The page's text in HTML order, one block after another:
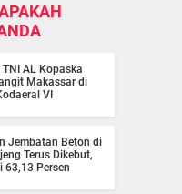
TNI AL Kopaska
Makassar di
VI
Jembatan Beton di
Terus Dikebut,
63,13 Persen